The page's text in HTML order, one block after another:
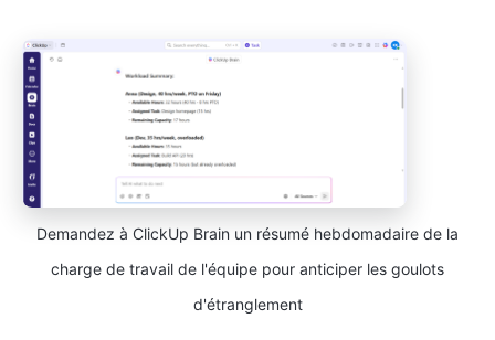
Demandez à ClickUp Brain un résumé hebdomadaire de la
charge de travail de l'équipe pour anticiper les goulots
d'étranglement